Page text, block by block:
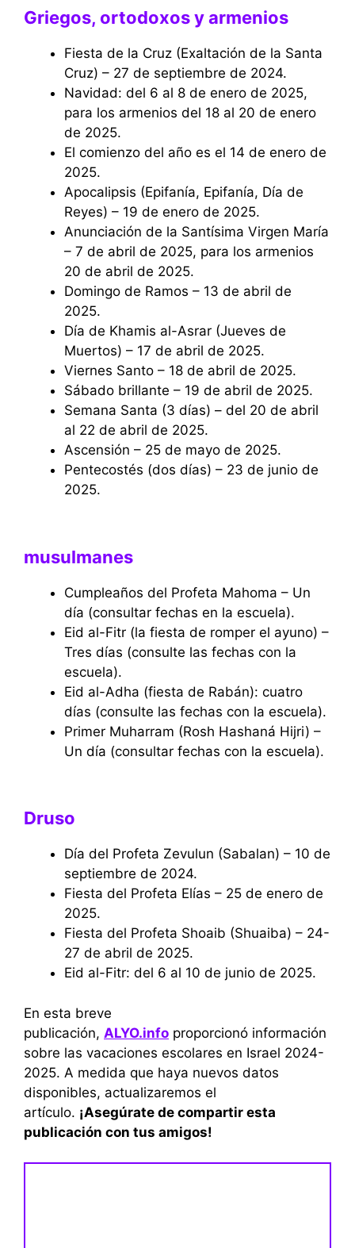
Griegos, ortodoxos y armenios
Fiesta de la Cruz (Exaltación de la Santa
Cruz) – 27 de septiembre de 2024.
Navidad: del 6 al 8 de enero de 2025,
para los armenios del 18 al 20 de enero
de 2025.
El comienzo del año es el 14 de enero de
2025.
Apocalipsis (Epifanía, Epifanía, Día de
Reyes) – 19 de enero de 2025.
Anunciación de la Santísima Virgen María
– 7 de abril de 2025, para los armenios
20 de abril de 2025.
Domingo de Ramos – 13 de abril de
2025.
Día de Khamis al-Asrar (Jueves de
Muertos) – 17 de abril de 2025.
Viernes Santo – 18 de abril de 2025.
Sábado brillante – 19 de abril de 2025.
Semana Santa (3 días) – del 20 de abril
al 22 de abril de 2025.
Ascensión – 25 de mayo de 2025.
Pentecostés (dos días) – 23 de junio de
2025.
musulmanes
Cumpleaños del Profeta Mahoma – Un
día (consultar fechas en la escuela).
Eid al-Fitr (la fiesta de romper el ayuno) –
Tres días (consulte las fechas con la
escuela).
Eid al-Adha (fiesta de Rabán): cuatro
días (consulte las fechas con la escuela).
Primer Muharram (Rosh Hashaná Hijri) –
Un día (consultar fechas con la escuela).
Druso
Día del Profeta Zevulun (Sabalan) – 10 de
septiembre de 2024.
Fiesta del Profeta Elías – 25 de enero de
2025.
Fiesta del Profeta Shoaib (Shuaiba) – 24-
27 de abril de 2025.
Eid al-Fitr: del 6 al 10 de junio de 2025.
En esta breve
publicación, ALYO.info proporcionó información
sobre las vacaciones escolares en Israel 2024-
2025. A medida que haya nuevos datos
disponibles, actualizaremos el
artículo. ¡Asegúrate de compartir esta
publicación con tus amigos!